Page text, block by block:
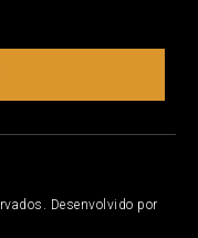
Desenvolvido por